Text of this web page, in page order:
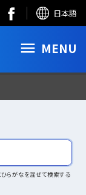
日本語
MENU
らがなを混ぜて検索する